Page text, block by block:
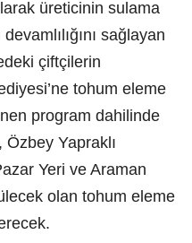
üreticinin sulama
sağlayan
çiftçilerin
tohum eleme
program dahilinde
Yapraklı
Yeri ve Araman
olan tohum eleme